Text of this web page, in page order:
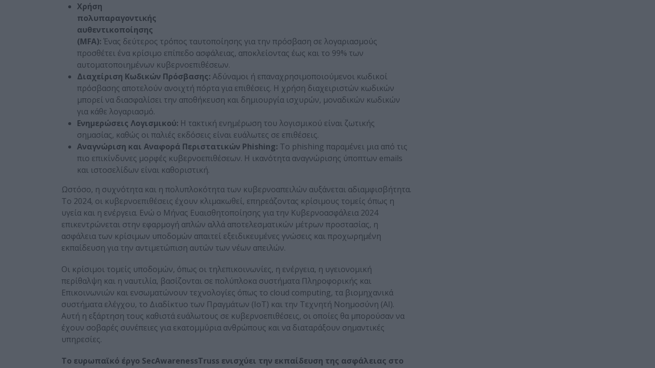
Χρήση
πολυπαραγοντικής
αυθεντικοποίησης
(MFA): Ένας δεύτερος τρόπος ταυτοποίησης για την πρόσβαση σε λογαριασμούς
προσθέτει ένα κρίσιμο επίπεδο ασφάλειας, αποκλείοντας έως και το 99% των
αυτοματοποιημένων κυβερνοεπιθέσεων.
Διαχείριση Κωδικών Πρόσβασης: Αδύναμοι ή επαναχρησιμοποιούμενοι κωδικοί
πρόσβασης αποτελούν ανοιχτή πόρτα για επιθέσεις. Η χρήση διαχειριστών κωδικών
μπορεί να διασφαλίσει την αποθήκευση και δημιουργία ισχυρών, μοναδικών κωδικών
για κάθε λογαριασμό.
Ενημερώσεις Λογισμικού: Η τακτική ενημέρωση του λογισμικού είναι ζωτικής
σημασίας, καθώς οι παλιές εκδόσεις είναι ευάλωτες σε επιθέσεις.
Αναγνώριση και Αναφορά Περιστατικών Phishing: Το phishing παραμένει μια από τις
πιο επικίνδυνες μορφές κυβερνοεπιθέσεων. Η ικανότητα αναγνώρισης ύποπτων emails
και ιστοσελίδων είναι καθοριστική.
Ωστόσο, η συχνότητα και η πολυπλοκότητα των κυβερνοαπειλών αυξάνεται αδιαμφισβήτητα.
Το 2024, οι κυβερνοεπιθέσεις έχουν κλιμακωθεί, επηρεάζοντας κρίσιμους τομείς όπως η
υγεία και η ενέργεια. Ενώ ο Μήνας Ευαισθητοποίησης για την Κυβερνοασφάλεια 2024
επικεντρώνεται στην εφαρμογή απλών αλλά αποτελεσματικών μέτρων προστασίας, η
ασφάλεια των κρίσιμων υποδομών απαιτεί εξειδικευμένες γνώσεις και προχωρημένη
εκπαίδευση για την αντιμετώπιση αυτών των νέων απειλών.
Οι κρίσιμοι τομείς υποδομών, όπως οι τηλεπικοινωνίες, η ενέργεια, η υγειονομική
περίθαλψη και η ναυτιλία, βασίζονται σε πολύπλοκα συστήματα Πληροφορικής και
Επικοινωνιών και ενσωματώνουν τεχνολογίες όπως το cloud computing, τα βιομηχανικά
συστήματα ελέγχου, το Διαδίκτυο των Πραγμάτων (IoT) και την Τεχνητή Νοημοσύνη (AI).
Αυτή η εξάρτηση τους καθιστά ευάλωτους σε κυβερνοεπιθέσεις, οι οποίες θα μπορούσαν να
έχουν σοβαρές συνέπειες για εκατομμύρια ανθρώπους και να διαταράξουν σημαντικές
υπηρεσίες.
Το ευρωπαϊκό έργο SecAwarenessTruss ενισχύει την εκπαίδευση της ασφάλειας στο